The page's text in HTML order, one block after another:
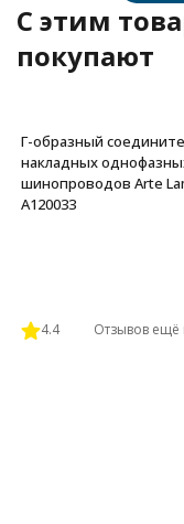
C этим
покупают
Г-образный
накладных
шинопроводов Arte
A120033
4.4 Отзывов ещё